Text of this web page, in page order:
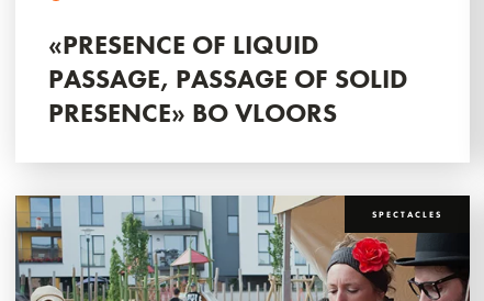
«PRESENCE OF LIQUID
PASSAGE, PASSAGE OF SOLID
PRESENCE» BO VLOORS
SPECTACLES